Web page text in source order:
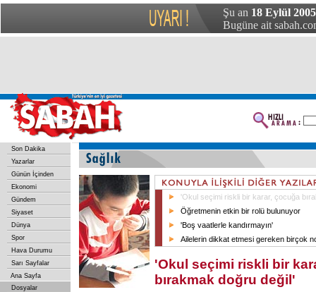
Şu an 18 Eylül
Bugüne ait
Son Dakika
Yazarlar
Günün İçinden
Ekonomi
Gündem
Siyaset
Dünya
Spor
Hava Durumu
Sarı Sayfalar
Ana Sayfa
Dosyalar
'Okul seçimi riskli bir karar, çocuğa
Öğretmenin etkin bir rolü bulunuyor
'Boş vaatlerle kandırmayın'
Ailelerin dikkat etmesi gereken birçok
'Okul seçimi riskli bir
bırakmak doğru değil'